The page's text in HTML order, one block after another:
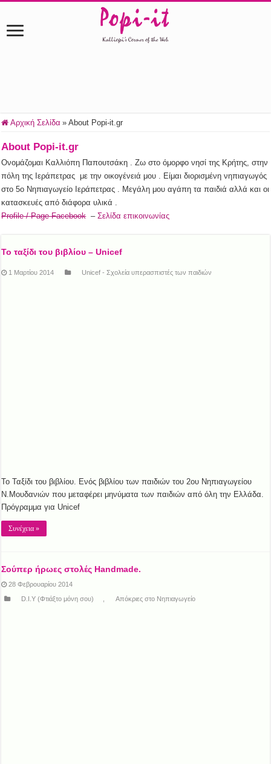
Αρχική Σελίδα » About Popi-it.gr
About Popi-it.gr
Ονομάζομαι Καλλιόπη Παπουτσάκη . Ζω στο όμορφο νησί της Κρήτης, στην
πόλη της Ιεράπετρας με την οικογένειά μου . Είμαι διορισμένη νηπιαγωγός
στο 5ο Νηπιαγωγείο Ιεράπετρας . Μεγάλη μου αγάπη τα παιδιά αλλά και οι
κατασκευές από διάφορα υλικά .
Profile / Page Facebook–Σελίδα επικοινωνίας
Το ταξίδι του βιβλίου – Unicef
1 Μαρτίου 2014 Unicef - Σχολεία υπερασπιστές των παιδιών
Το Ταξίδι του βιβλίου. Ενός βιβλίου των παιδιών του 2ου Νηπιαγωγείου
Ν.Μουδανιών που μεταφέρει μηνύματα των παιδιών από όλη την Ελλάδα.
Πρόγραμμα για Unicef
Συνέχεια »
Σούπερ ήρωες στολές Handmade.
28 Φεβρουαρίου 2014
D.I.Y (Φτιάξτο μόνη σου)
, Απόκριες στο Νηπιαγωγείο